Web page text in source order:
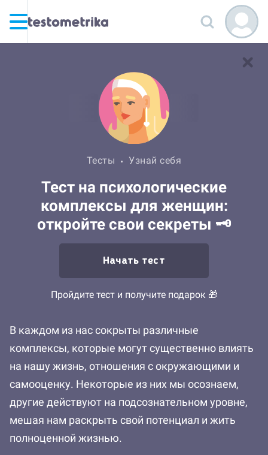
Тесты Узнай себя
Тест на психологические
комплексы для женщин:
откройте свои секреты 🗝️
Начать тест
Пройдите тест и получите подарок 🎁
В каждом из нас сокрыты различные
комплексы, которые могут существенно влиять
на нашу жизнь, отношения с окружающими и
самооценку. Некоторые из них мы осознаем,
другие действуют на подсознательном уровне,
мешая нам раскрыть свой потенциал и жить
полноценной жизнью.